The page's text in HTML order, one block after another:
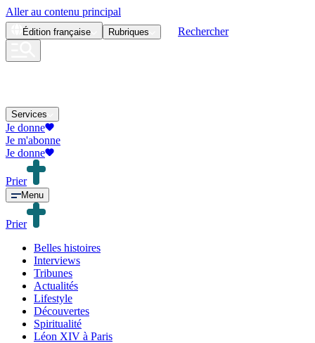
Aller au contenu principal
Édition française Rubriques Rechercher
Services
Je donne
Je m'abonne
Je donne
Prier
Menu
Prier
Belles histoires
Interviews
Tribunes
Actualités
Lifestyle
Découvertes
Spiritualité
Léon XIV à Paris